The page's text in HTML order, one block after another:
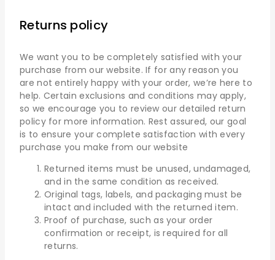
Returns policy
We want you to be completely satisfied with your
purchase from our website. If for any reason you
are not entirely happy with your order, we’re here to
help. Certain exclusions and conditions may apply,
so we encourage you to review our detailed return
policy for more information. Rest assured, our goal
is to ensure your complete satisfaction with every
purchase you make from our website
Returned items must be unused, undamaged,
and in the same condition as received.
Original tags, labels, and packaging must be
intact and included with the returned item.
Proof of purchase, such as your order
confirmation or receipt, is required for all
returns.